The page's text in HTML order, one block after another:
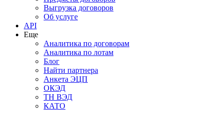
Выгрузка договоров
Об услуге
API
Еще
Аналитика по договорам
Аналитика по лотам
Блог
Найти партнера
Анкета ЭЦП
ОКЭД
ТН ВЭД
КАТО